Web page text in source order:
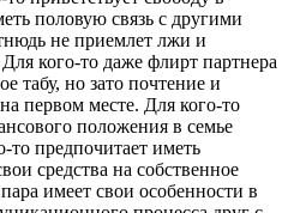
половую связь с другими
не приемлет лжи и
кого-то даже флирт партнера
табу, но зато почтение и
первом месте. Для кого-то
положения в семье
то предпочитает иметь
средства на собственное
имеет свои особенности в